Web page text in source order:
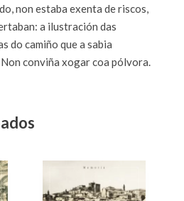
non estaba exenta de riscos,
a ilustración das
do camiño que a sabia
conviña xogar coa pólvora.